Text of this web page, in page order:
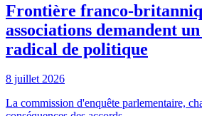
Frontière franco-
associations demandent
radical de politique
8 juillet 2026
La commission d'enquête parlementaire,